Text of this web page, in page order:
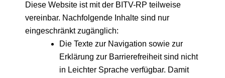
Diese Website ist mit der BITV-RP teilweise
vereinbar. Nachfolgende Inhalte sind nur
eingeschränkt zugänglich:
Die Texte zur Navigation sowie zur
Erklärung zur Barrierefreiheit sind nicht
in Leichter Sprache verfügbar. Damit